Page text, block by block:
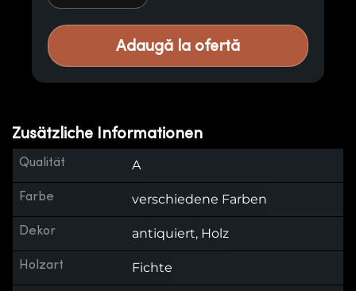
Adaugă la ofertă
Zusätzliche Informationen
Qualität A
Farbe verschiedene Farben
Dekor antiquiert, Holz
Holzart Fichte